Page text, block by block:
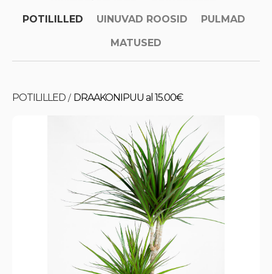
POTILILLED UINUVAD ROOSID PULMAD
MATUSED
POTILILLED / DRAAKONIPUU al 15.00€